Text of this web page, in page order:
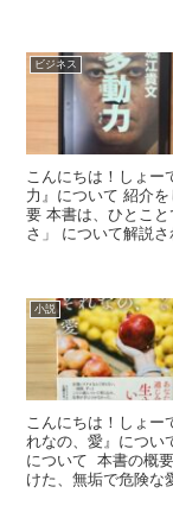
ビジネス
こんにちは！しょー
力』について 紹介
要 本書は、ひとこ
さ」 について解説
小説
こんにちは！しょ
れなの、愛』につい
について 本書の概
けた、無垢で危険な